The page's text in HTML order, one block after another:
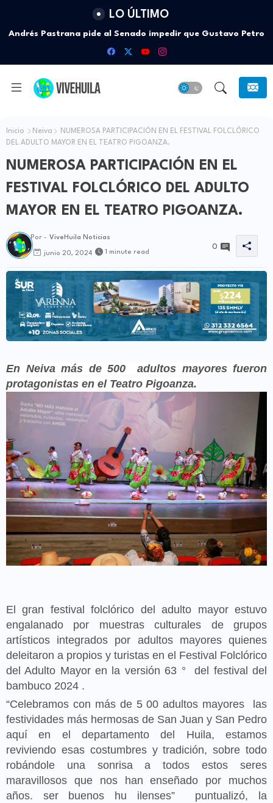
LO ÚLTIMO
Andrés Pastrana pide al Senado impedir que Gustavo Petro
salga de Colombia tras dejar la Presidencia
Inicio Neiva
NUMEROSA PARTICIPACIÓN EN EL FESTIVAL FOLCLÓRICO
DEL ADULTO MAYOR EN EL TEATRO PIGOANZA.
NUMEROSA PARTICIPACIÓN EN EL
FESTIVAL FOLCLÓRICO DEL ADULTO
MAYOR EN EL TEATRO PIGOANZA.
Por - ViveHuila Noticias
junio 20, 2024 1 minute read
0
En Neiva más de 500
adultos mayores fueron
protagonistas en el Teatro Pigoanza.
El gran festival folclórico del adulto mayor estuvo
engalanado por muestras culturales de grupos
artísticos integrados por adultos mayores quienes
deleitaron a propios y turistas en el Festival Folclórico
delAdulto Mayor en la versión 63 °
del festival del
bambuco 2024 .
“Celebramos con más de 500 adultos mayores
las
festividades más hermosas de San Juan y San Pedro
aquí en el departamento del Huila, estamos
reviviendo esas costumbres y tradición, sobre todo
robándole una sonrisa a todos estos seres
maravillosos que nos han enseñado por muchos
años. ser buenos hu ilenses”
puntualizó, la